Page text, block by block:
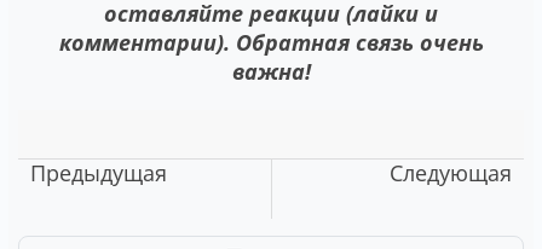
оставляйте реакции (лайки и
комментарии). Обратная связь очень
важна!
Предыдущая Следующая